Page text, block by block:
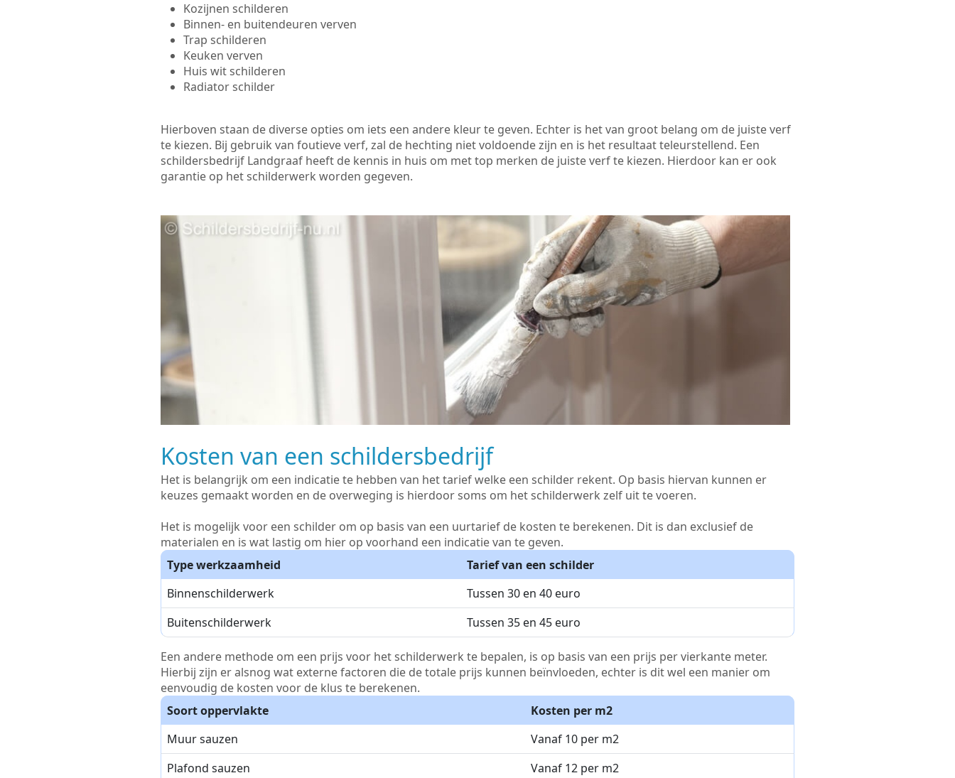
Kozijnen schilderen
Binnen- en buitendeuren verven
Trap schilderen
Keuken verven
Huis wit schilderen
Radiator schilder
Hierboven staan de diverse opties om iets een andere kleur te geven. Echter is het van groot belang om de juiste verf
te kiezen. Bij gebruik van foutieve verf, zal de hechting niet voldoende zijn en is het resultaat teleurstellend. Een
schildersbedrijf Landgraaf heeft de kennis in huis om met top merken de juiste verf te kiezen. Hierdoor kan er ook
garantie op het schilderwerk worden gegeven.
Kosten van een schildersbedrijf
Het is belangrijk om een indicatie te hebben van het tarief welke een schilder rekent. Op basis hiervan kunnen er
keuzes gemaakt worden en de overweging is hierdoor soms om het schilderwerk zelf uit te voeren.
Het is mogelijk voor een schilder om op basis van een uurtarief de kosten te berekenen. Dit is dan exclusief de
materialen en is wat lastig om hier op voorhand een indicatie van te geven.
Type werkzaamheid
Tarief van een schilder
Binnenschilderwerk
Tussen 30 en 40 euro
Buitenschilderwerk
Tussen 35 en 45 euro
Een andere methode om een prijs voor het schilderwerk te bepalen, is op basis van een prijs per vierkante meter.
Hierbij zijn er alsnog wat externe factoren die de totale prijs kunnen beïnvloeden, echter is dit wel een manier om
eenvoudig de kosten voor de klus te berekenen.
Soort oppervlakte
Kosten per m2
Muur sauzen
Vanaf 10 per m2
Plafond sauzen
Vanaf 12 per m2